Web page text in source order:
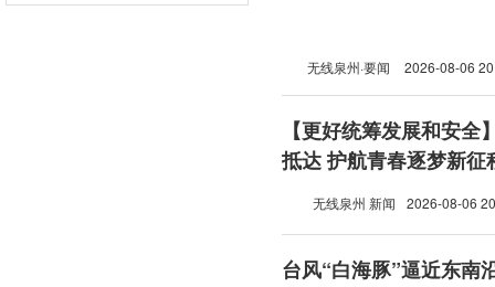
无线泉州·要闻 2026-08-06
【更好统筹发展和安全
抵达 护航青春逐梦新征
无线泉州 新闻 2026-08-06
台风“白海豚”逼近东南